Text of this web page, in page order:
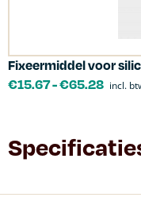
Fixeermiddel voor
€15.67-€65.28 incl.